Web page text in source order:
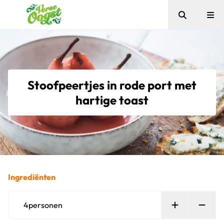
Zoeken
Stoofpeertjes in rode port met
hartige toast
Ingrediënten
4personen Persoon